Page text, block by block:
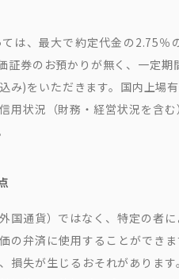
は、最大で約定代金の2.75
証券のお預かりが無く、一
み)をいただきます。国内上場
用状況（財務・経営状況を含
国通貨）ではなく、特定の者
の弁済に使用することができ
損失が生じるおそれがありま